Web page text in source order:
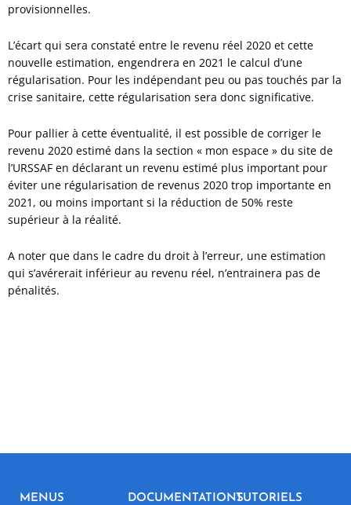
provisionnelles.
L’écart qui sera constaté entre le revenu réel 2020 et cette
nouvelle estimation, engendrera en 2021 le calcul d’une
régularisation. Pour les indépendant peu ou pas touchés par la
crise sanitaire, cette régularisation sera donc significative.
Pour pallier à cette éventualité, il est possible de corriger le
revenu 2020 estimé dans la section « mon espace » du site de
l’URSSAF en déclarant un revenu estimé plus important pour
éviter une régularisation de revenus 2020 trop importante en
2021, ou moins important si la réduction de 50% reste
supérieur à la réalité.
A noter que dans le cadre du droit à l’erreur, une estimation
qui s’avérerait inférieur au revenu réel, n’entrainera pas de
pénalités.
MENUS DOCUMENTATIONSTUTORIELS